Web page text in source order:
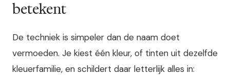
betekent
De techniek is simpeler dan de naam doet
vermoeden. Je kiest één kleur, of tinten uit dezelfde
kleuerfamilie, en schildert daar letterlijk alles in: